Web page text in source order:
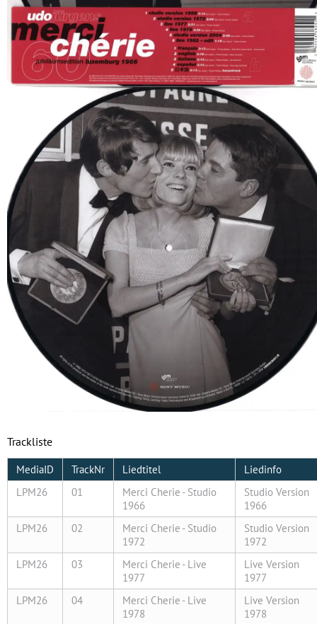
Trackliste
LPM26 01
Merci Cherie - Studio
1966
Studio Version
1966
LPM26
02
Merci Cherie - Studio
1972
Studio Version
1972
LPM26
03
Merci Cherie - Live
1977
Live Version
1977
LPM26
04
Merci Cherie - Live
1978
Live Version
1978
MediaID TrackNr Liedtitel Liedinfo